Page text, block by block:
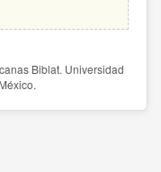
Biblat. Universidad